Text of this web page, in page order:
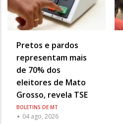
Pretos e pardos
representam mais
de 70% dos
eleitores de Mato
Grosso, revela TSE
BOLETINS DE MT
04 ago, 2026